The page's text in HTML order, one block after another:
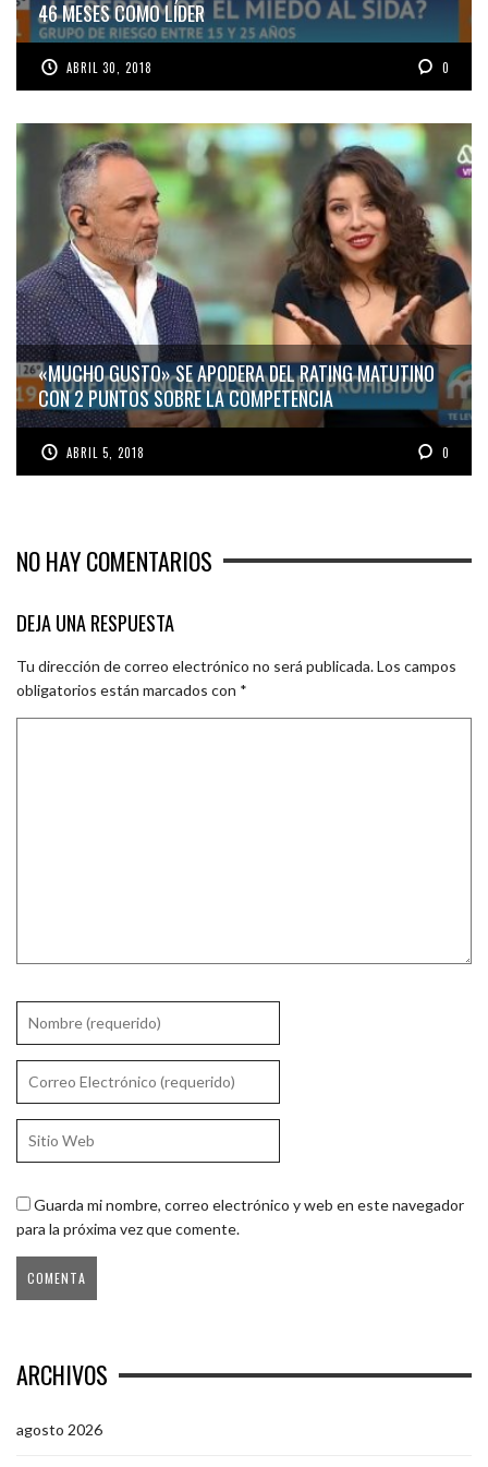
46 MESES COMO LÍDER
ABRIL 30, 2018 0
«MUCHO GUSTO» SE APODERA DEL RATING MATUTINO
CON 2 PUNTOS SOBRE LA COMPETENCIA
ABRIL 5, 2018 0
NO HAY COMENTARIOS
DEJA UNA RESPUESTA
Tu dirección de correo electrónico no será publicada.Los campos
obligatorios están marcados con *
Guarda mi nombre, correo electrónico y web en este navegador
para la próxima vez que comente.
ARCHIVOS
agosto 2026